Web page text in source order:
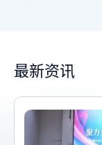
最新资讯